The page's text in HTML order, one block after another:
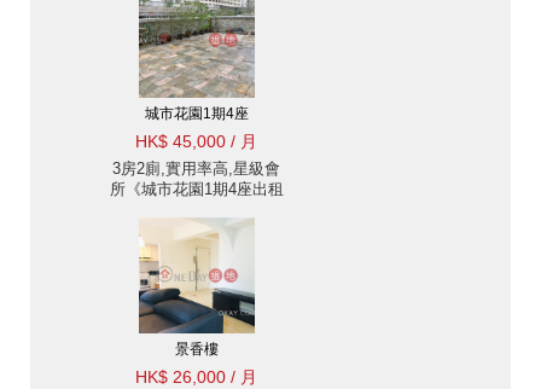
城市花園1期4座
HK$ 45,000 / 月
3房2廁,實用率高,星級會
所《城市花園1期4座出租
景香樓
HK$ 26,000 / 月